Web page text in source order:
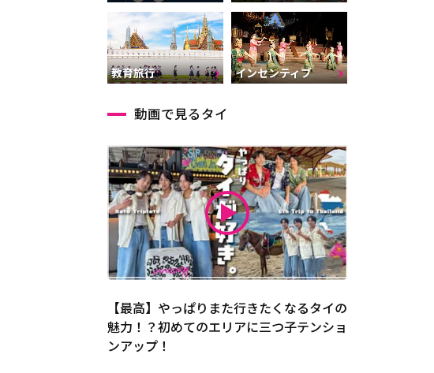
教育旅行 インセンティブ
動画で見るタイ
【最高】やっぱりまた行きたくなるタイの
魅力！？初めてのエリアに三つ子テンショ
ンアップ！